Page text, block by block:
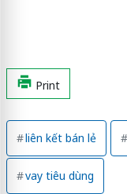
Print
liên kết bán lẻ
vay tiêu dùng